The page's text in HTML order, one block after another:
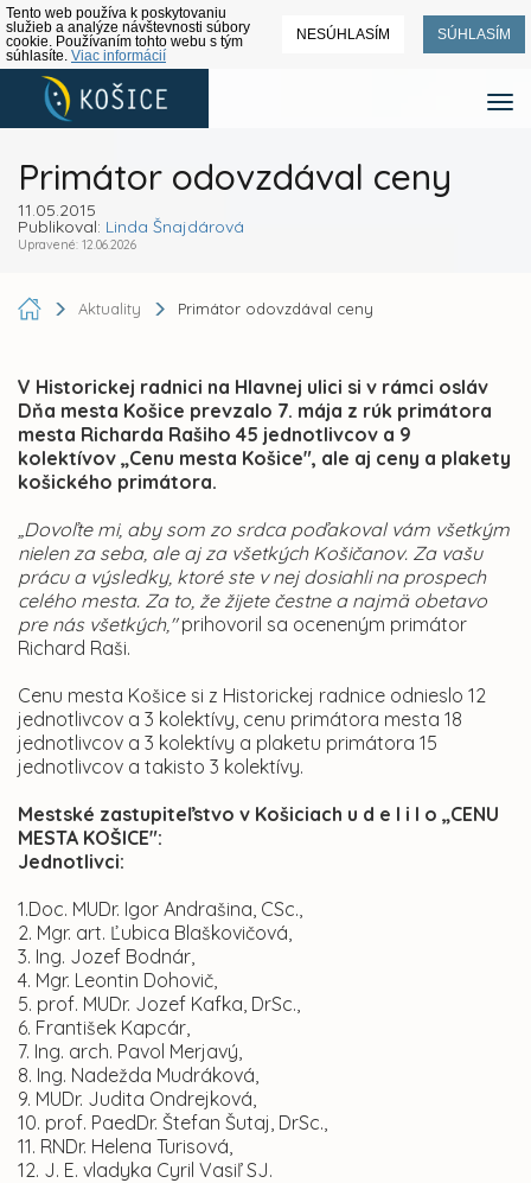
Tento web používa k poskytovaniu
služieb a analýze návštevnosti súbory
cookie. Používaním tohto webu s tým
súhlasíte. Viac informácií
NESÚHLASÍM SÚHLASÍM
Primátor odovzdával ceny
11.05.2015
Publikoval: Linda Šnajdárová
Upravené: 12.06.2026
Aktuality Primátor odovzdával ceny
V Historickej radnici na Hlavnej ulici si v rámci osláv
Dňa mesta Košice prevzalo 7. mája z rúk primátora
mesta Richarda Rašiho 45 jednotlivcov a 9
kolektívov „Cenu mesta Košice", ale aj ceny a plakety
košického primátora.
„Dovoľte mi, aby som zo srdca poďakoval vám všetkým
nielen za seba, ale aj za všetkých Košičanov. Za vašu
prácu a výsledky, ktoré ste v nej dosiahli na prospech
celého mesta. Za to, že žijete čestne a najmä obetavo
pre nás všetkých,"prihovoril sa oceneným primátor
Richard Raši.
Cenu mesta Košice si z Historickej radnice odnieslo 12
jednotlivcov a 3 kolektívy, cenu primátora mesta 18
jednotlivcov a 3 kolektívy a plaketu primátora 15
jednotlivcov a takisto 3 kolektívy.
Mestské zastupiteľstvo v Košiciach u d e l i l o „CENU
MESTA KOŠICE":
Jednotlivci:
1.Doc. MUDr. Igor Andrašina, CSc.,
2. Mgr. art. Ľubica Blaškovičová,
3. Ing. Jozef Bodnár,
4. Mgr. Leontin Dohovič,
5. prof. MUDr. Jozef Kafka, DrSc.,
6. František Kapcár,
7. Ing. arch. Pavol Merjavý,
8. Ing. Nadežda Mudráková,
9. MUDr. Judita Ondrejková,
10. prof. PaedDr. Štefan Šutaj, DrSc.,
11. RNDr. Helena Turisová,
12. J. E. vladyka Cyril Vasiľ SJ.